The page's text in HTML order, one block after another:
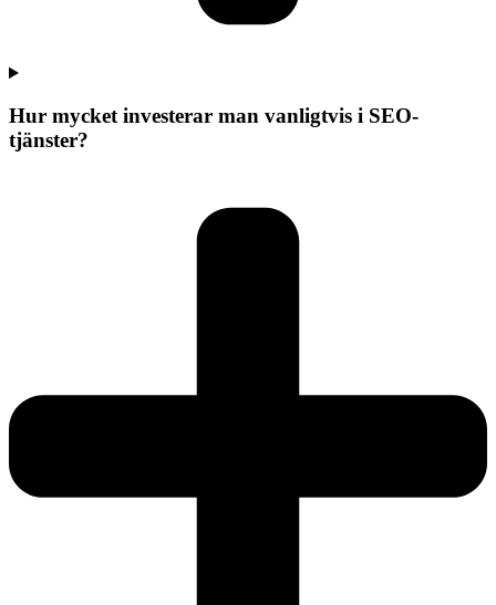
Hur mycket investerar man vanligtvis i SEO-
tjänster?